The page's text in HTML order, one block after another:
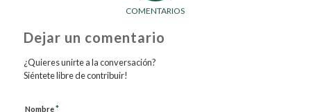
COMENTARIOS
Dejar un comentario
¿Quieres unirte a la conversación?
Siéntete libre de contribuir!
Nombre*